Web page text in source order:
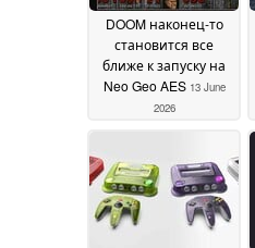
DOOM наконец-то
становится все
ближе к запуску на
Neo Geo AES 13 June
2026